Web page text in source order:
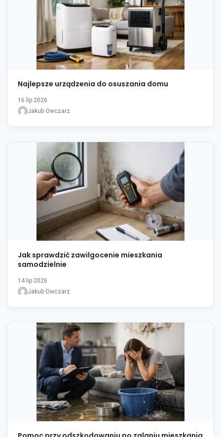
Najlepsze urządzenia do osuszania domu
16 lip 2026
Jakub Owczarz
Jak sprawdzić zawilgocenie mieszkania
samodzielnie
14 lip 2026
Jakub Owczarz